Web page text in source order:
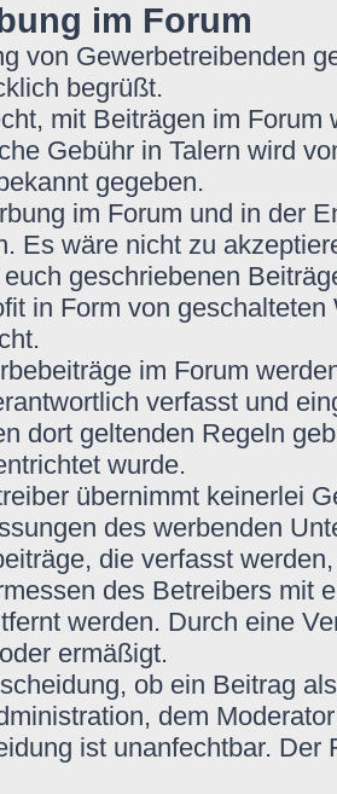
im Forum
von Gewerbetreibenden
begrüßt.
mit Beiträgen im
Gebühr in Talern wird
gegeben.
im Forum und in der
Es wäre nicht zu
geschriebenen
in Form von
im Forum
verfasst und
dort geltenden Regeln
wurde.
übernimmt keinerlei
des werbenden
die verfasst
des Betreibers mit
werden. Durch eine
ermäßigt.
ob ein Beitrag
dem
ist unanfechtbar.